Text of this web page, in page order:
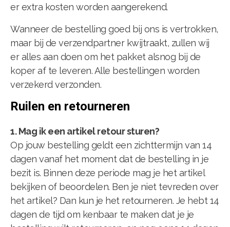
er extra kosten worden aangerekend.
Wanneer de bestelling goed bij ons is vertrokken,
maar bij de verzendpartner kwijtraakt, zullen wij
er alles aan doen om het pakket alsnog bij de
koper af te leveren. Alle bestellingen worden
verzekerd verzonden.
Ruilen en retourneren
1. Mag ik een artikel retour sturen?
Op jouw bestelling geldt een zichttermijn van 14
dagen vanaf het moment dat de bestelling in je
bezit is. Binnen deze periode mag je het artikel
bekijken of beoordelen. Ben je niet tevreden over
het artikel? Dan kun je het retourneren. Je hebt 14
dagen de tijd om kenbaar te maken dat je je